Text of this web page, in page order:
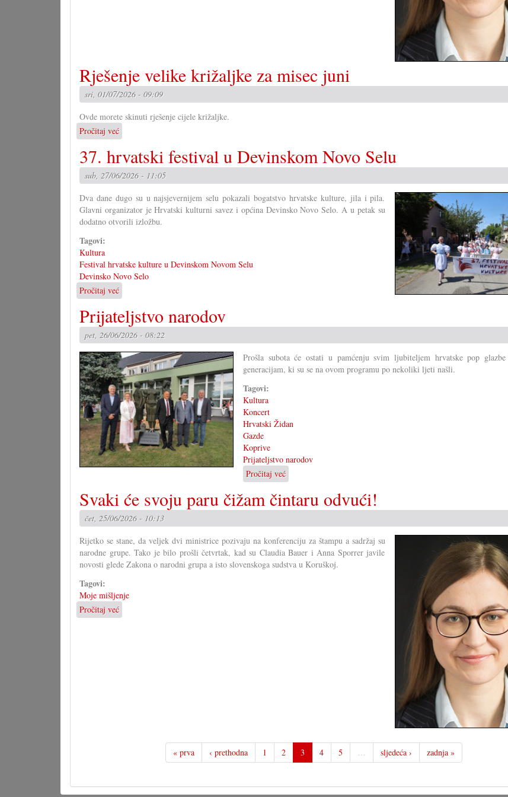
Rješenje velike križaljke za misec juni
sri, 01/07/2026 - 09:09
Ovde morete skinuti rješenje cijele križaljke.
Pročitaj već
Rješenje
velike
križaljke
za
juni
37. hrvatski festival u Devinskom Novo Selu
sub, 27/06/2026 - 11:05
Dva dane dugo su u najsjevernijem selu pokazali bogatstvo hrvatske kulture, jila i pila.
Glavni organizator je Hrvatski kulturni savez i općina Devinsko Novo Selo. A u petak su
dodatno otvorili izložbu.
Tagovi:
Kultura
Festival hrvatske kulture u Devinskom Novom Selu
Devinsko Novo Selo
Pročitaj već
37.
hrvatski
festival
u
Devinskom
Novo
Selu
Prijateljstvo narodov
pet, 26/06/2026 - 08:22
Prošla subota će ostati u pamćenju svim ljubiteljem hrvatske pop
generacijam, ki su se na ovom programu po nekoliki ljeti našli.
Tagovi:
Kultura
Koncert
Hrvatski Židan
Gazde
Koprive
Prijateljstvo narodov
Pročitaj već
Prijateljstvo
narodov
Svaki će svoju paru čižam čintaru odvući!
čet, 25/06/2026 - 10:13
Rijetko se stane, da veljek dvi ministrice pozivaju na konferenciju za štampu a sadržaj su
narodne grupe. Tako je bilo prošli četvrtak, kad su Claudia Bauer i Anna Sporrer javile
novosti glede Zakona o narodni grupa a isto slovenskoga sudstva u Koruškoj.
Tagovi:
Moje mišljenje
Pročitaj već
Svaki
« prva ‹ prethodna 1 2 3 4 5 … sljedeća › zadnja »